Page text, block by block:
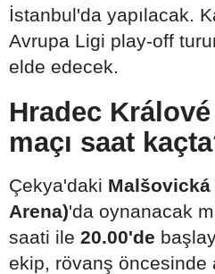
İstanbul'da yapılacak.
Avrupa Ligi play-off
elde edecek.
Hradec
maçı saat
Çekya'daki Malšovická
Arena)'da oynanacak
saati ile 20.00'de
ekip, rövanş öncesinde